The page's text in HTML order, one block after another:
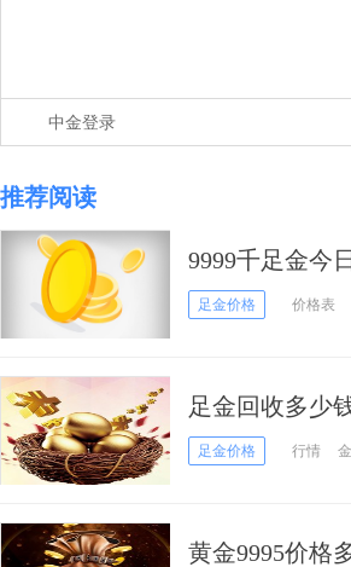
中金登录
推荐阅读
9999千足金今
足金价格 价格表
足金回收多少
足金价格 行情
黄金9995价格